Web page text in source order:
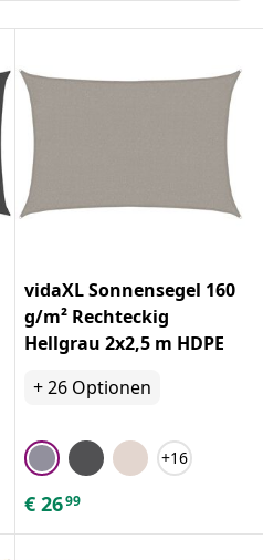
vidaXL Sonnensegel 160
g/m² Rechteckig
Hellgrau 2x2,5 m HDPE
+26 Optionen
+16
€ 2699